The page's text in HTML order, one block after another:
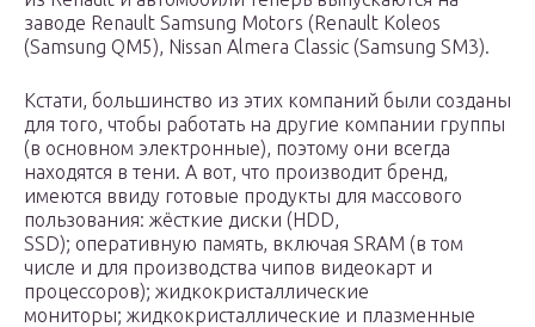
заводе Renault Samsung Motors (Renault Koleos
(Samsung QM5), Nissan Almera Classic (Samsung SM3).
Кстати, большинство из этих компаний были созданы
для того, чтобы работать на другие компании группы
(в основном электронные), поэтому они всегда
находятся в тени. А вот, что производит бренд,
имеются ввиду готовые продукты для массового
пользования: жёсткие диски (HDD,
SSD); оперативную память, включая SRAM (в том
числе и для производства чипов видеокарт и
процессоров); жидкокристаллические
мониторы; жидкокристаллические и плазменные